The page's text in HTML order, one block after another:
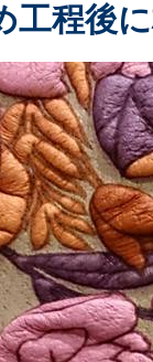
工程後